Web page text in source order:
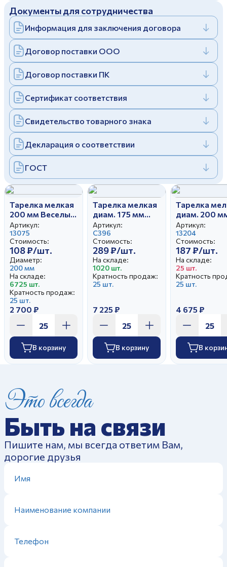
Отправить
Заполняя и отправляя форму, вы соглашаетесь
cполитикой конфиденциальности
Заполняя и отправляя форму, вы соглашаетесь
cполитикой конфиденциальности
Дулевский фарфоровый завод ©
Политика конфиденциальности
Документы для сотрудничества
Информация для заключения договора
Договор поставки ООО
Договор поставки ПК
Сертификат соответствия
Свидетельство товарного знака
Декларация о соответствии
ГОСТ
Тарелка мелкая
200 мм Веселый
колобок
Гладкий край (по
25 штук)
Артикул:
13075
Стоимость:
108 ₽/шт.
Диаметр:
200 мм
На складе:
6725 шт.
Кратность продаж:
25 шт.
2 700 ₽
В корзину
Тарелка мелкая
диам. 175 мм
Вырезной край
Розовая ветка
Артикул:
С396
Стоимость:
289 ₽/шт.
На складе:
1020 шт.
Кратность продаж:
25 шт.
7 225 ₽
В корзину
Тарелка
диам. 200
Гладкий
лугу (25)
Артикул:
13204
Стоимость:
187 ₽/шт.
На складе:
25 шт.
Кратность
25 шт.
4 675 ₽
В
Это всегда
Быть на связи
Пишите нам, мы всегда ответим Вам,
дорогие друзья